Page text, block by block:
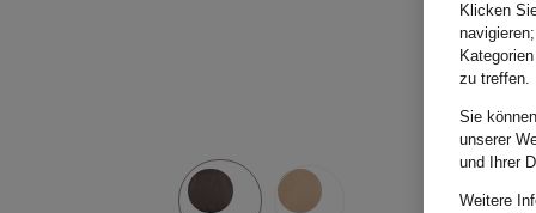
Klicken
zu treffen.
Sie
unserer
und Ihrer
Weitere